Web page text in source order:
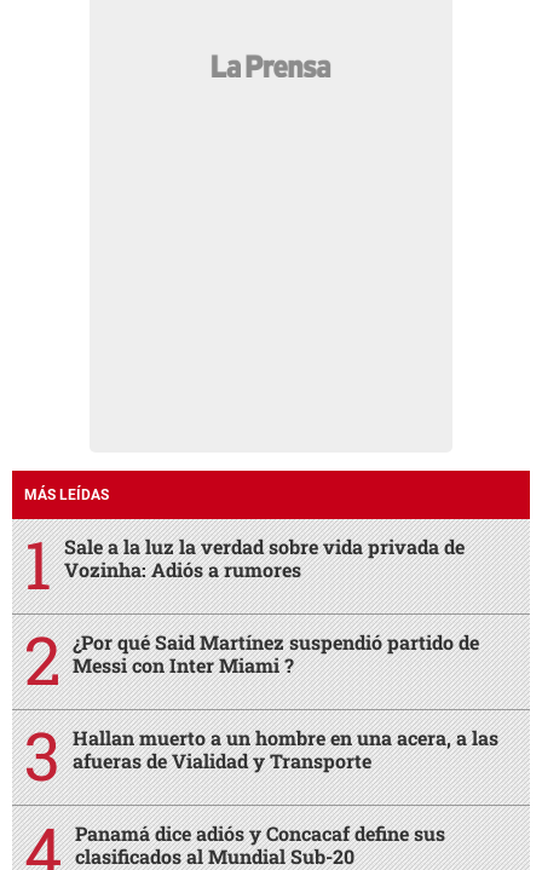
MÁS LEÍDAS
Sale a la luz la verdad sobre vida privada de
Vozinha: Adiós a rumores
¿Por qué Said Martínez suspendió partido de
Messi con Inter Miami ?
Hallan muerto a un hombre en una acera, a las
afueras de Vialidad y Transporte
Panamá dice adiós y Concacaf define sus
clasificados al Mundial Sub-20